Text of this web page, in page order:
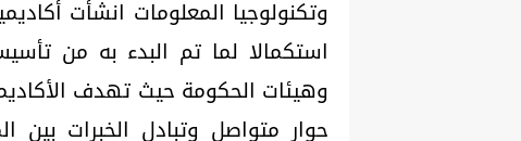
وتكنولوجيا المعلومات انشأت
استكمالا لما تم البدء به من
وهيئات الحكومة حيث تهدف
حوار متواصل وتبادل الخبرات